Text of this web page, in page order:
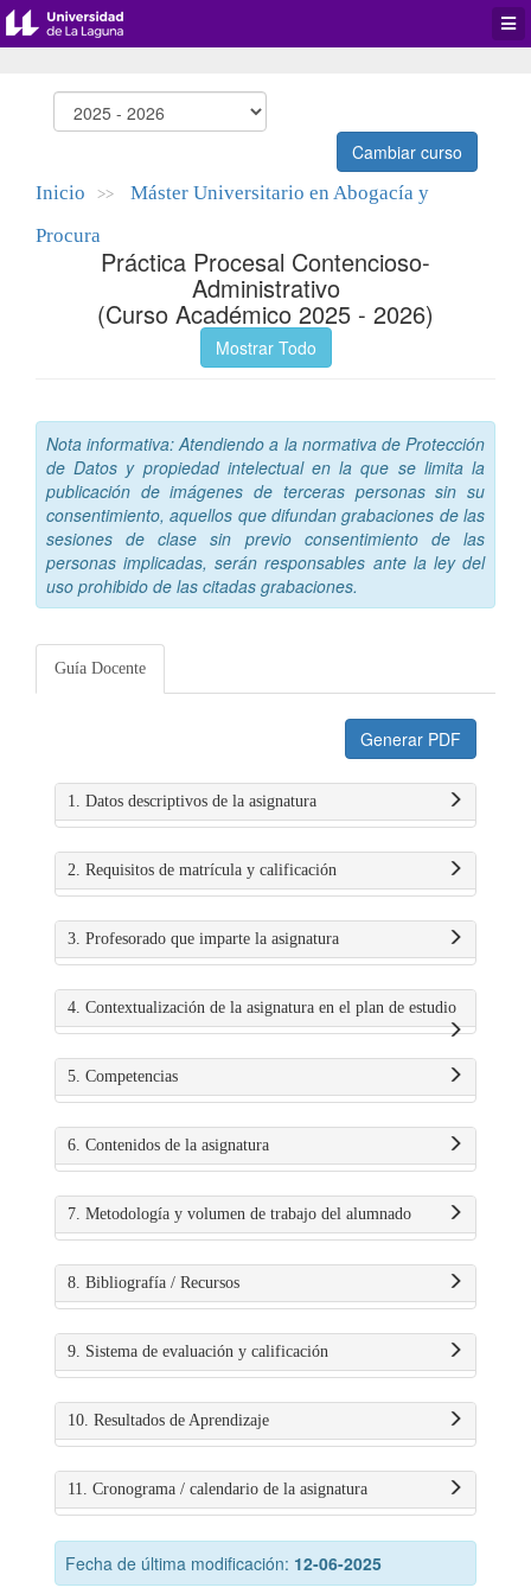
Cambiar curso
Inicio >>
Máster Universitario en Abogacía y
Procura
Práctica Procesal Contencioso-
Administrativo
(Curso Académico 2025 - 2026)
Mostrar Todo
Nota informativa: Atendiendo a la normativa de Protección
de Datos y propiedad intelectual en la que se limita la
publicación de imágenes de terceras personas sin su
consentimiento, aquellos que difundan grabaciones de las
sesiones de clase sin previo consentimiento de las
personas implicadas, serán responsables ante la ley del
uso prohibido de las citadas grabaciones.
Guía Docente
Generar PDF
1. Datos descriptivos de la asignatura
2. Requisitos de matrícula y calificación
3. Profesorado que imparte la asignatura
4. Contextualización de la asignatura en el plan de estudio
5. Competencias
6. Contenidos de la asignatura
7. Metodología y volumen de trabajo del alumnado
8. Bibliografía / Recursos
9. Sistema de evaluación y calificación
10. Resultados de Aprendizaje
11. Cronograma / calendario de la asignatura
Fecha de última modificación: 12-06-2025